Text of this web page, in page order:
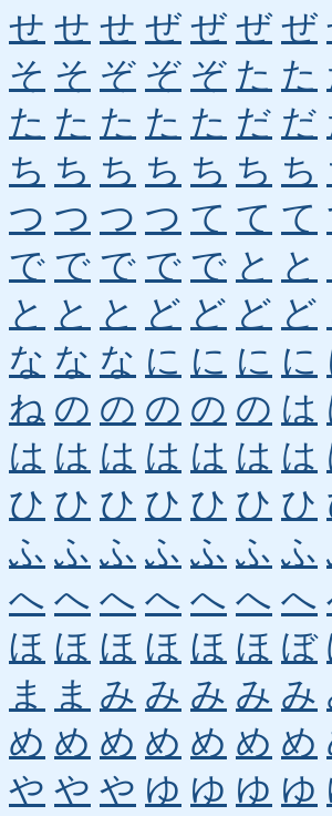
せ せ せ ぜ ぜ ぜ ぜ
そ そ ぞ ぞ ぞ た た
た た た た た だ だ
ち ち ち ち ち ち ち
つ つ つ つ て て て
で で で で で と と
と と と ど ど ど ど
な な な に に に に
ね の の の の の は
は は は は は は は
ひ ひ ひ ひ ひ ひ ひ
ふ ふ ふ ふ ふ ふ ふ
へ へ へ へ へ へ へ
ほ ほ ほ ほ ほ ほ ぼ
ま
ま み み み み み
め め め め め め め
や や や ゆ ゆ ゆ ゆ